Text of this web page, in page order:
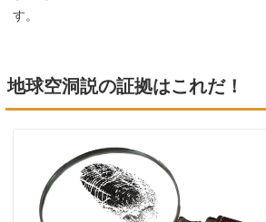
す。
地球空洞説の証拠はこれだ！